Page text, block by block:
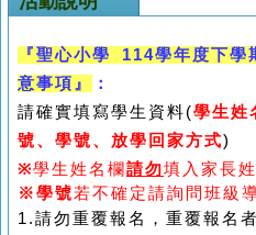
『聖心小學 114學年度下
意事項』
：
請確實填寫學生資料(學生姓
號、學號、放學回家方式)
※學生姓名欄請勿填入家長
※學號若不確定請詢問班級
1.請勿重覆報名，重覆報名